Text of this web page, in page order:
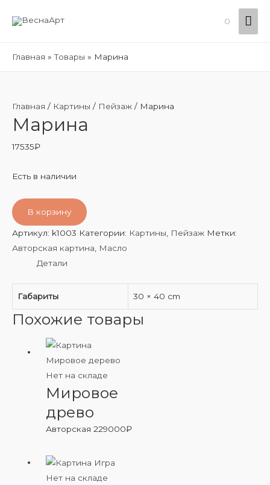
0
Главная Товары Марина
Главная / Картины / Пейзаж / Марина
Марина
17535₽
Есть в наличии
В корзину
Артикул: k1003 Категории: Картины Пейзаж Метки:
Авторская картина
Масло
Детали
Габариты 30 × 40 cm
Похожие товары
Нет на складе
Мировое
древо
Авторская229000₽
Нет на складе